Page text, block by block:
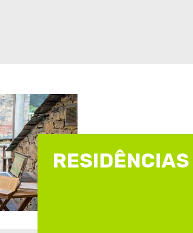
RESIDÊNCIAS